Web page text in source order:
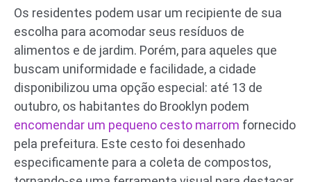
Os residentes podem usar um recipiente de sua
escolha para acomodar seus resíduos de
alimentos e de jardim. Porém, para aqueles que
buscam uniformidade e facilidade, a cidade
disponibilizou uma opção especial: até 13 de
outubro, os habitantes do Brooklyn podem
encomendar um pequeno cesto marrom fornecido
pela prefeitura. Este cesto foi desenhado
especificamente para a coleta de compostos,